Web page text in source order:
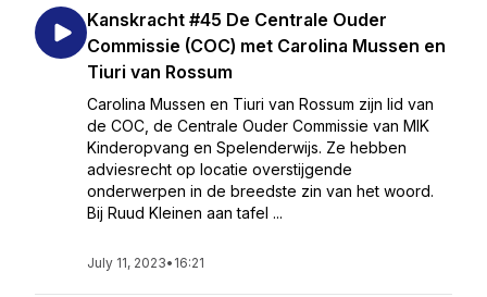
Kanskracht #45 De Centrale Ouder
Commissie (COC) met Carolina Mussen en
Tiuri van Rossum
Carolina Mussen en Tiuri van Rossum zijn lid van
de COC, de Centrale Ouder Commissie van MIK
Kinderopvang en Spelenderwijs. Ze hebben
adviesrecht op locatie overstijgende
onderwerpen in de breedste zin van het woord.
Bij Ruud Kleinen aan tafel ...
July 11, 2023• 16:21